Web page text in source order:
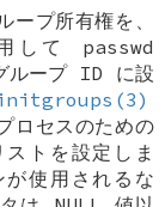
ープ所有権を、
して passwd
ループ ID に設
ロセスのための
トを設定しま
使用されるな